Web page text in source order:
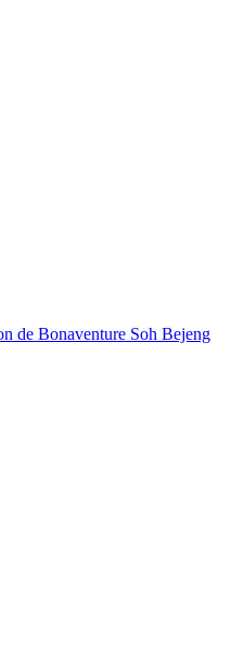
de Bonaventure Soh Bejeng